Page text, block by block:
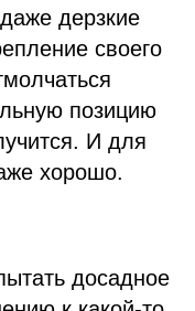
дерзкие
своего
позицию
И для
хорошо.
досадное